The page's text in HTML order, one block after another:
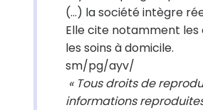
(...) la société intègre
Elle cite notamment
les soins à domicile.
sm/pg/ayv/
« Tous droits de
informations